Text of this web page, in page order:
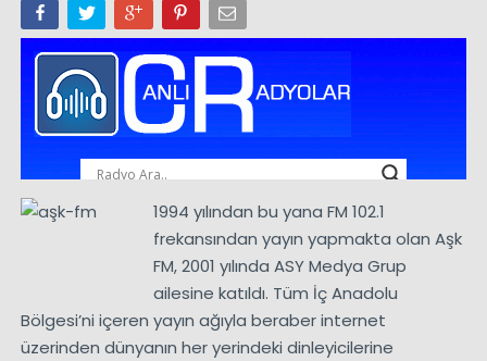
1994 yılından bu yana FM 102.1
frekansından yayın yapmakta olan Aşk
FM, 2001 yılında ASY Medya Grup
ailesine katıldı. Tüm İç Anadolu
Bölgesi’ni içeren yayın ağıyla beraber internet
üzerinden dünyanın her yerindeki dinleyicilerine